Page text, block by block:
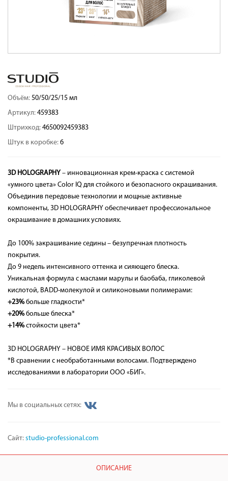
Объём: 50/50/25/15 мл
Артикул: 459383
Штрихкод: 4650092459383
Штук в коробке: 6
3D HOLOGRAPHY – инновационная крем-краска с системой
«умного цвета» Color IQ для стойкого и безопасного окрашивания.
Объединив передовые технологии и мощные активные
компоненты, 3D HOLOGRAPHY обеспечивает профессиональное
окрашивание в домашних условиях.
До 100% закрашивание седины – безупречная плотность
покрытия.
До 9 недель интенсивного оттенка и сияющего блеска.
Уникальная формула с маслами марулы и баобаба, гликолевой
кислотой, BADD-молекулой и силиконовыми полимерами:
+23%больше гладкости*
+20%больше блеска*
+14%стойкости цвета*
3D HOLOGRAPHY – НОВОЕ ИМЯ КРАСИВЫХ ВОЛОС
*В сравнении с необработанными волосами. Подтверждено
исследованиями в лаборатории ООО «БИГ».
Мы в социальных сетях:
Сайт: studio-professional.com
ОПИСАНИЕ